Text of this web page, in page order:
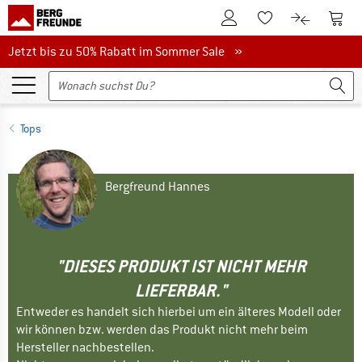
Zum KundenkontoZum Merkzettel.
Zum Zum
Jetzt bis zu 50% Rabatt im Sommer Sale
Jetzt bis zu 50% Rabatt im Sommer Sale »
Tops
Bergfreund Hannes
"DIESES PRODUKT IST NICHT MEHR
LIEFERBAR."
Entweder es handelt sich hierbei um ein älteres Modell oder
wir können bzw. werden das Produkt nicht mehr beim
Hersteller nachbestellen.